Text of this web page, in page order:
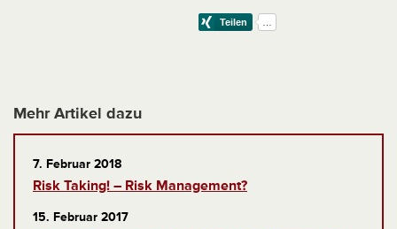
Mehr Artikel dazu
7. Februar 2018
Risk Taking! – Risk Management?
15. Februar 2017